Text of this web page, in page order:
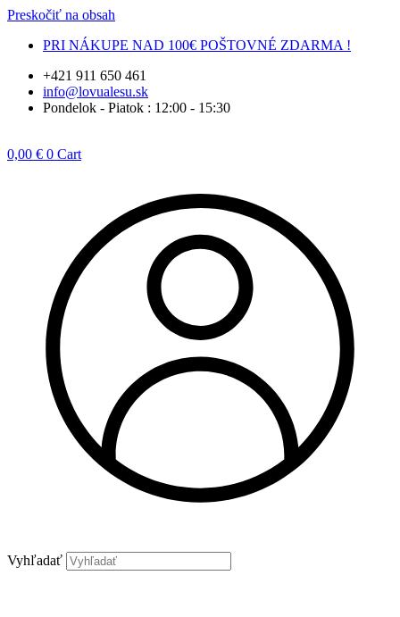
Preskočiť na obsah
PRI NÁKUPE NAD 100€ POŠTOVNÉ ZDARMA !
+421 911 650 461
info@lovualesu.sk
Pondelok - Piatok : 12:00 - 15:30
0,00 € 0 Cart
Vyhľadať